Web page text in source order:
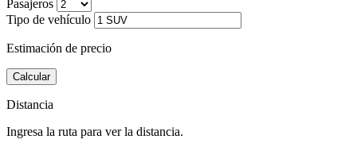
Pasajeros
Tipo de vehículo
Estimación de precio
Calcular
Distancia
Ingresa la ruta para ver la distancia.